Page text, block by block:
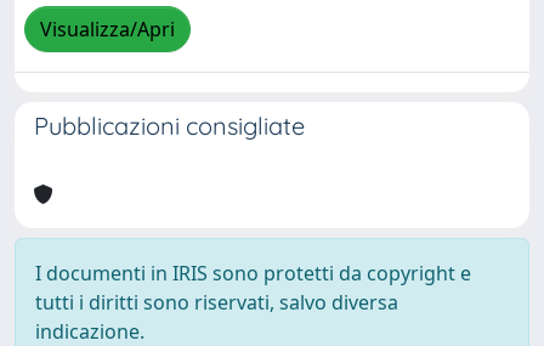
Visualizza/Apri
Pubblicazioni consigliate
I documenti in IRIS sono protetti da copyright e
tutti i diritti sono riservati, salvo diversa
indicazione.